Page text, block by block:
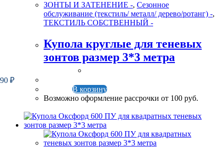
ЗОНТЫ И ЗАТЕНЕНИЕ -, Сезонное
обслуживание (текстиль/ металл/ дерево/ротанг) -,
ТЕКСТИЛЬ СОБСТВЕННЫЙ -
Купола круглые для теневых
зонтов размер 3*3 метра
₽
Возможно оформление рассрочки от 100 руб.
В корзину